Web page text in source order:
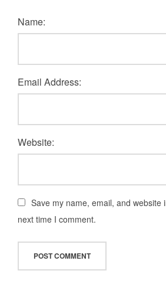
Name:
Email Address:
Website:
Save my name, email, and website
next time I comment.